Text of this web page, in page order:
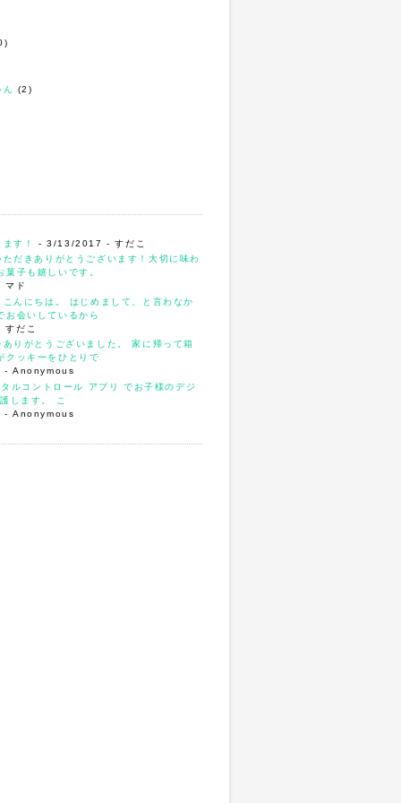
ん
(2)
す！ - 3/13/2017
- すだこ
だきありがとうございます！大切に味わ
菓子も嬉しいです。
マド
こんにちは。 はじめまして、と言わなか
お会いしているから
すだこ
りがとうございました。 家に帰って箱
クッキーをひとりで
- Anonymous
ルコントロール アプリ でお子様のデジ
します。 こ
- Anonymous